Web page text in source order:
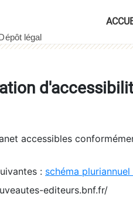
accessibles
: schéma
editeurs.bnf.fr/